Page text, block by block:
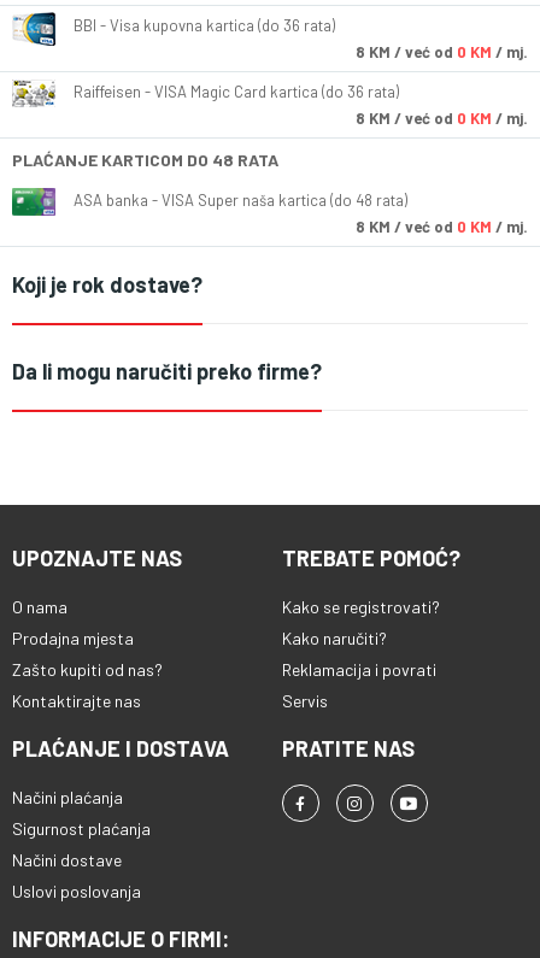
BBI - Visa kupovna kartica (do 36 rata)
8 KM / već od 0 KM / mj.
Raiffeisen - VISA Magic Card kartica (do 36 rata)
8 KM / već od 0 KM / mj.
PLAĆANJE KARTICOM DO 48 RATA
ASA banka - VISA Super naša kartica (do 48 rata)
8 KM / već od 0 KM / mj.
Koji je rok dostave?
Da li mogu naručiti preko firme?
UPOZNAJTE NAS
O nama
Prodajna mjesta
Zašto kupiti od nas?
Kontaktirajte nas
TREBATE POMOĆ?
Kako se registrovati?
Kako naručiti?
Reklamacija i povrati
Servis
PLAĆANJE I DOSTAVA
Načini plaćanja
Sigurnost plaćanja
Načini dostave
Uslovi poslovanja
PRATITE NAS
INFORMACIJE O FIRMI: